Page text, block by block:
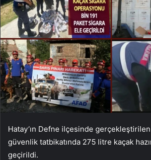
Hatay’ın Defne ilçesinde
güvenlik tatbikatında 275 litre kaçak
geçirildi.